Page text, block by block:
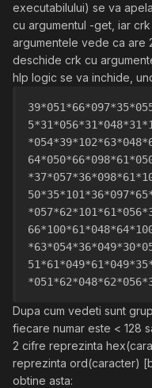
executabilului) se va
cu argumentul -get, iar
argumentele vede ca are
deschide crk cu
hlp logic se va inchide,
Dupa cum vedeti sunt
fiecare numar este < 128
2 cifre reprezinta
reprezinta ord(caracter)
obtine asta: